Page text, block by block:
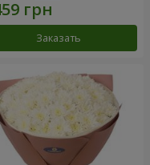
Заказать